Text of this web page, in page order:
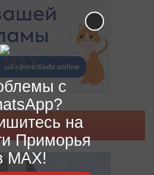
с
на
Приморья
MAX!